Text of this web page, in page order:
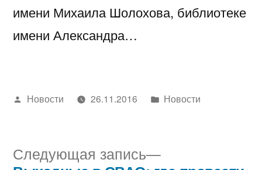
имени Михаила Шолохова, библиотеке
имени Александра…
Написано
Новости 26.11.2016
Написано
Новости
Следующая запись
Следующая